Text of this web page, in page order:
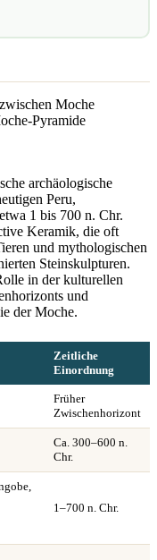
archäologische
Peru,
1 bis 700 n. Chr.
Keramik, die oft
und mythologischen
Steinskulpturen.
in der kulturellen
und
der Moche.
Zeitliche
Einordnung
Früher
Zwischenhorizont
Ca. 300–600 n.
Chr.
1–700 n. Chr.